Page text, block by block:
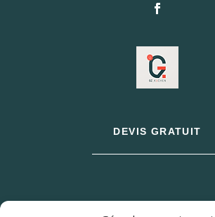
DEVIS GRATUIT